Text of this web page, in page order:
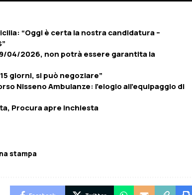
“Oggi è certa la nostra candidatura –
04/2026, non potrà essere garantita la
giorni, si può negoziare”
Nisseno Ambulanze: l’elogio all’equipaggio di
Procura apre inchiesta
stampa